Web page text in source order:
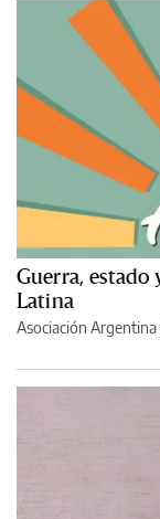
Guerra,
Latina
Asociación